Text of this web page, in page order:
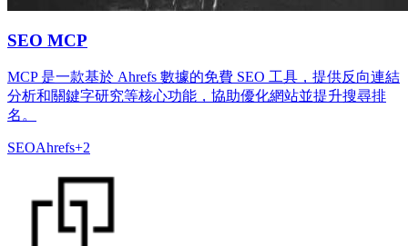
SEO MCP
MCP 是一款基於 Ahrefs 數據的免費 SEO 工具，提供反向連結
分析和關鍵字研究等核心功能，協助優化網站並提升搜尋排
名。
SEOAhrefs+2